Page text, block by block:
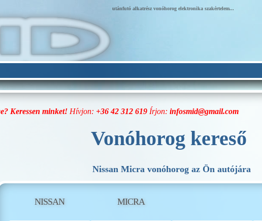
utánfutó alkatrész vonóhorog elektronika szakértelem...
Keressen minket! Hívjon: +36 42 312 619 Írjon: infosmid@gmail.com
Vonóhorog kereső
Nissan Micra vonóhorog az Ön autójára
NISSAN MICRA